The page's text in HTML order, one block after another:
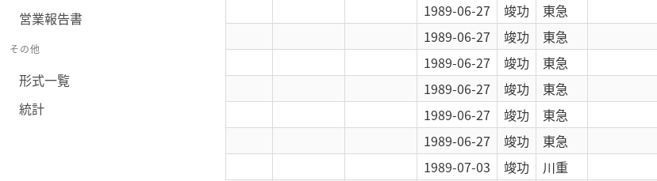
営業報告書
その他
形式一覧
統計
1989-06-27
竣功 東急
1989-06-27
竣功 東急
1989-06-27
竣功 東急
1989-06-27
竣功 東急
1989-06-27
竣功 東急
1989-06-27
竣功 東急
1989-07-03
竣功 川重